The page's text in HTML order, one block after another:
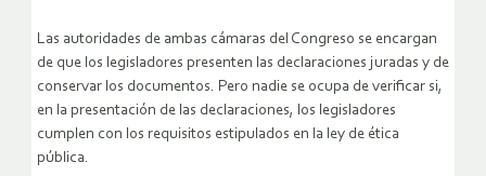
Las autoridades de ambas cámaras del Congreso se encargan
de que los legisladores presenten las declaraciones juradas y de
conservar los documentos. Pero nadie se ocupa de verificar si,
en la presentación de las declaraciones, los legisladores
cumplen con los requisitos estipulados en la ley de ética
pública.